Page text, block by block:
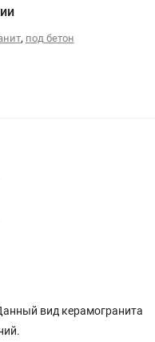
, под бетон
вид керамогранита